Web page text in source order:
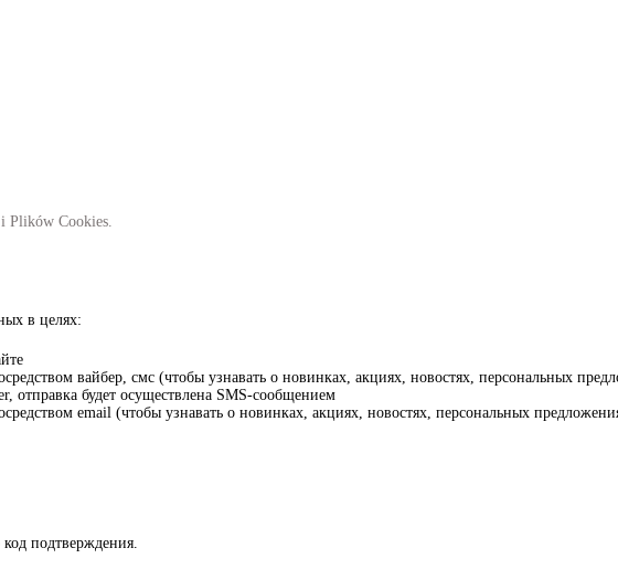
Plików Cookies.
в целях:
вайбер, смс (чтобы узнавать о новинках, акциях, новостях, персональных
отправка будет осуществлена SMS-сообщением
email (чтобы узнавать о новинках, акциях, новостях, персональных
подтверждения.